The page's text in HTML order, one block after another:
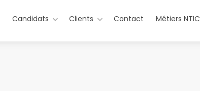
Candidats Clients Contact Métiers NTIC